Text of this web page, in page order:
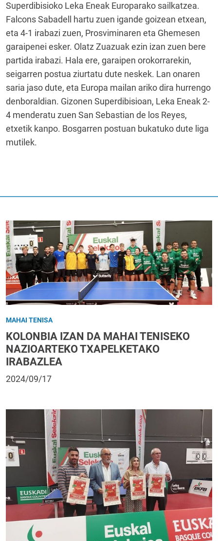
Superdibisioko Leka Eneak Europarako sailkatzea.
Falcons Sabadell hartu zuen igande goizean etxean,
eta 4-1 irabazi zuen, Prosviminaren eta Ghemesen
garaipenei esker. Olatz Zuazuak ezin izan zuen bere
partida irabazi. Hala ere, garaipen orokorrarekin,
seigarren postua ziurtatu dute neskek. Lan onaren
saria jaso dute, eta Europa mailan ariko dira hurrengo
denboraldian. Gizonen Superdibisioan, Leka Eneak 2-
4 menderatu zuen San Sebastian de los Reyes,
etxetik kanpo. Bosgarren postuan bukatuko dute liga
mutilek.
MAHAI TENISA
KOLONBIA IZAN DA MAHAI TENISEKO
NAZIOARTEKO TXAPELKETAKO
IRABAZLEA
2024/09/17